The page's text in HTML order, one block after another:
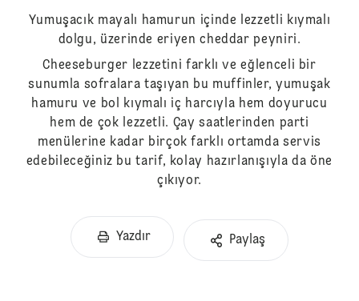
Yumuşacık mayalı hamurun içinde lezzetli kıymalı
dolgu, üzerinde eriyen cheddar peyniri.
Cheeseburger lezzetini farklı ve eğlenceli bir
sunumla sofralara taşıyan bu muffinler, yumuşak
hamuru ve bol kıymalı iç harcıyla hem doyurucu
hem de çok lezzetli. Çay saatlerinden parti
menülerine kadar birçok farklı ortamda servis
edebileceğiniz bu tarif, kolay hazırlanışıyla da öne
çıkıyor.
Yazdır Paylaş